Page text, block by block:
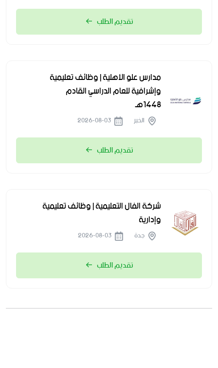
تقديم الطلب
مدارس علو الأهلية | وظائف تعليمية
وإشرافية للعام الدراسي القادم
1448هـ
الخبر
تقديم الطلب
شركة الفال التعليمية | وظائف تعليمية
وإدارية
جدة
تقديم الطلب